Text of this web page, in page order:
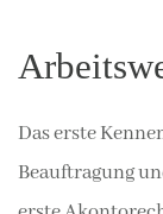
Das erste
Beauftragung